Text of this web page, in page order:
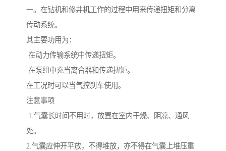
一。在钻机和修井机工作的过程中用来传递扭矩和分离
传动系统。
其主要功用为：
在动力传输系统中传递扭矩。
在泵组中充当离合器和传递扭矩。
在工况时可以当气控刹车使用。
注意事项
1.气囊长时间不用时，放置在室内干燥、阴凉、通风
处。
2.气囊应伸开平放，不得堆放，亦不得在气囊上堆压重